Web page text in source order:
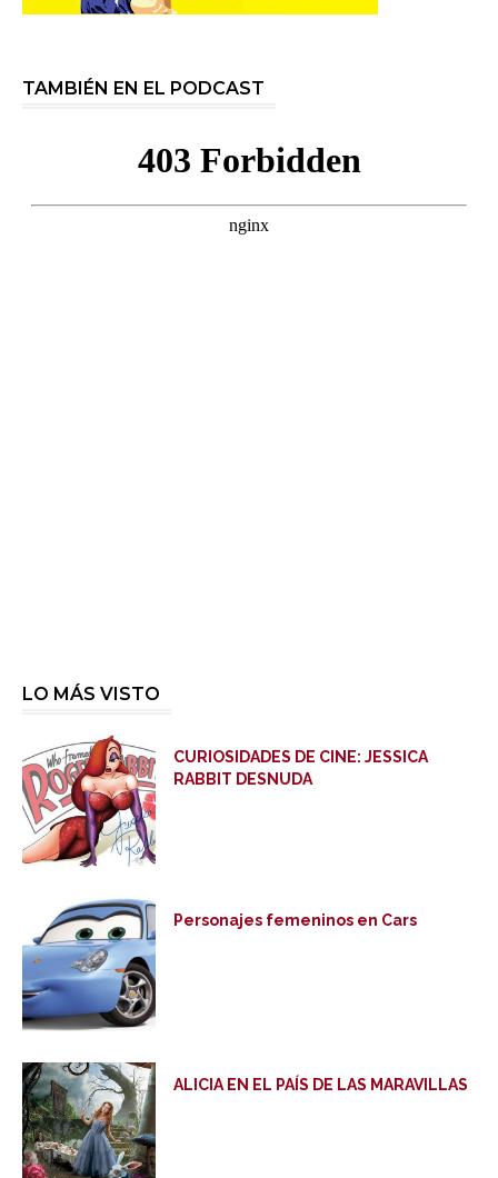
TAMBIÉN EN EL PODCAST
LO MÁS VISTO
CURIOSIDADES DE CINE: JESSICA
RABBIT DESNUDA
Personajes femeninos en Cars
ALICIA EN EL PAÍS DE LAS MARAVILLAS